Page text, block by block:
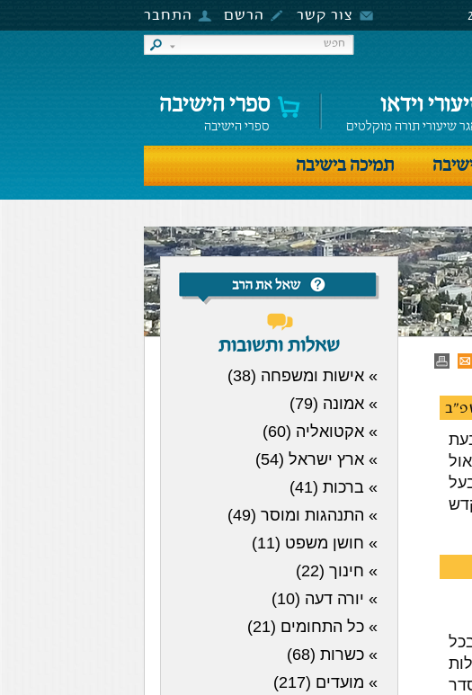
צור קשר הרשם התחבר
וידאו
שיעורי תורה מוקלטים
ספרי הישיבה
ספרי הישיבה
תמיכה בישיבה
שאלות ותשובות
» אישות ומשפחה (38)
» אמונה (79)
» אקטואליה (60)
» ארץ ישראל (54)
» ברכות (41)
» התנהגות ומוסר (49)
» חושן משפט (11)
» חינוך (22)
» יורה דעה (10)
» כל התחומים (21)
» כשרות (68)
» מועדים (217)